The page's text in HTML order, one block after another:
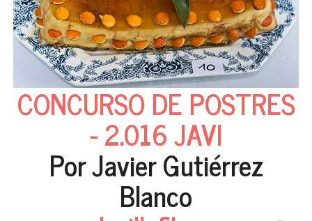
CONCURSO DE POSTRES
- 2.016 JAVI
Por Javier Gutiérrez
Blanco